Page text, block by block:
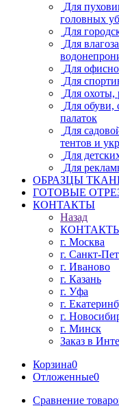
Для
головных
Для
Для
Для
Для
Для охоты,
Для обуви,
палаток
Для
тентов и
Для
Для
ОБРАЗЦЫ
ГОТОВЫЕ
КОНТАКТЫ
Назад
г. Москва
г. Санкт-
г. Иваново
г. Казань
г. Уфа
г.
г.
г. Минск
Заказ в
Корзина0
Отложенные0
Сравнение